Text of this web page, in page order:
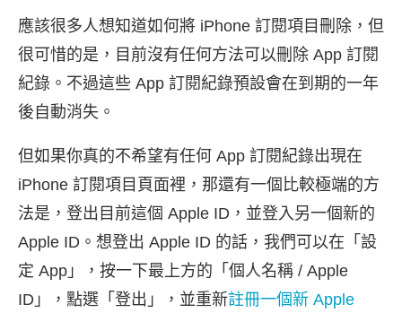
應該很多人想知道如何將 iPhone 訂閱項目刪除，但
很可惜的是，目前沒有任何方法可以刪除 App 訂閱
紀錄。不過這些 App 訂閱紀錄預設會在到期的一年
後自動消失。
但如果你真的不希望有任何 App 訂閱紀錄出現在
iPhone 訂閱項目頁面裡，那還有一個比較極端的方
法是，登出目前這個 Apple ID，並登入另一個新的
Apple ID。想登出 Apple ID 的話，我們可以在「設
定 App」，按一下最上方的「個人名稱 / Apple
ID」，點選「登出」，並重新註冊一個新 Apple